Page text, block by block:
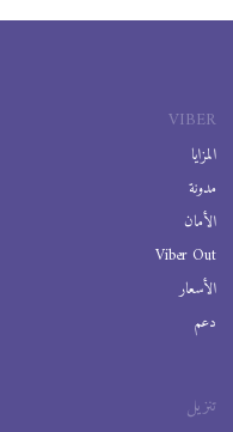
VIBER
المزايا
مدونة
الأمان
Viber Out
الأسعار
دعم
تنزيل